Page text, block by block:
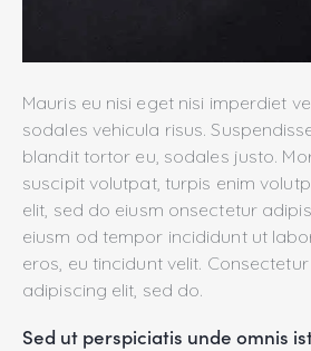
Mauris eu nisi eget nisi imperdiet
sodales vehicula risus.
blandit tortor eu, sodales justo.
suscipit volutpat, turpis enim
elit, sed do eiusm onsectetur
eiusm od tempor incididunt ut
eros, eu tincidunt velit.
adipiscing elit, sed do.
Sed ut perspiciatis unde omnis